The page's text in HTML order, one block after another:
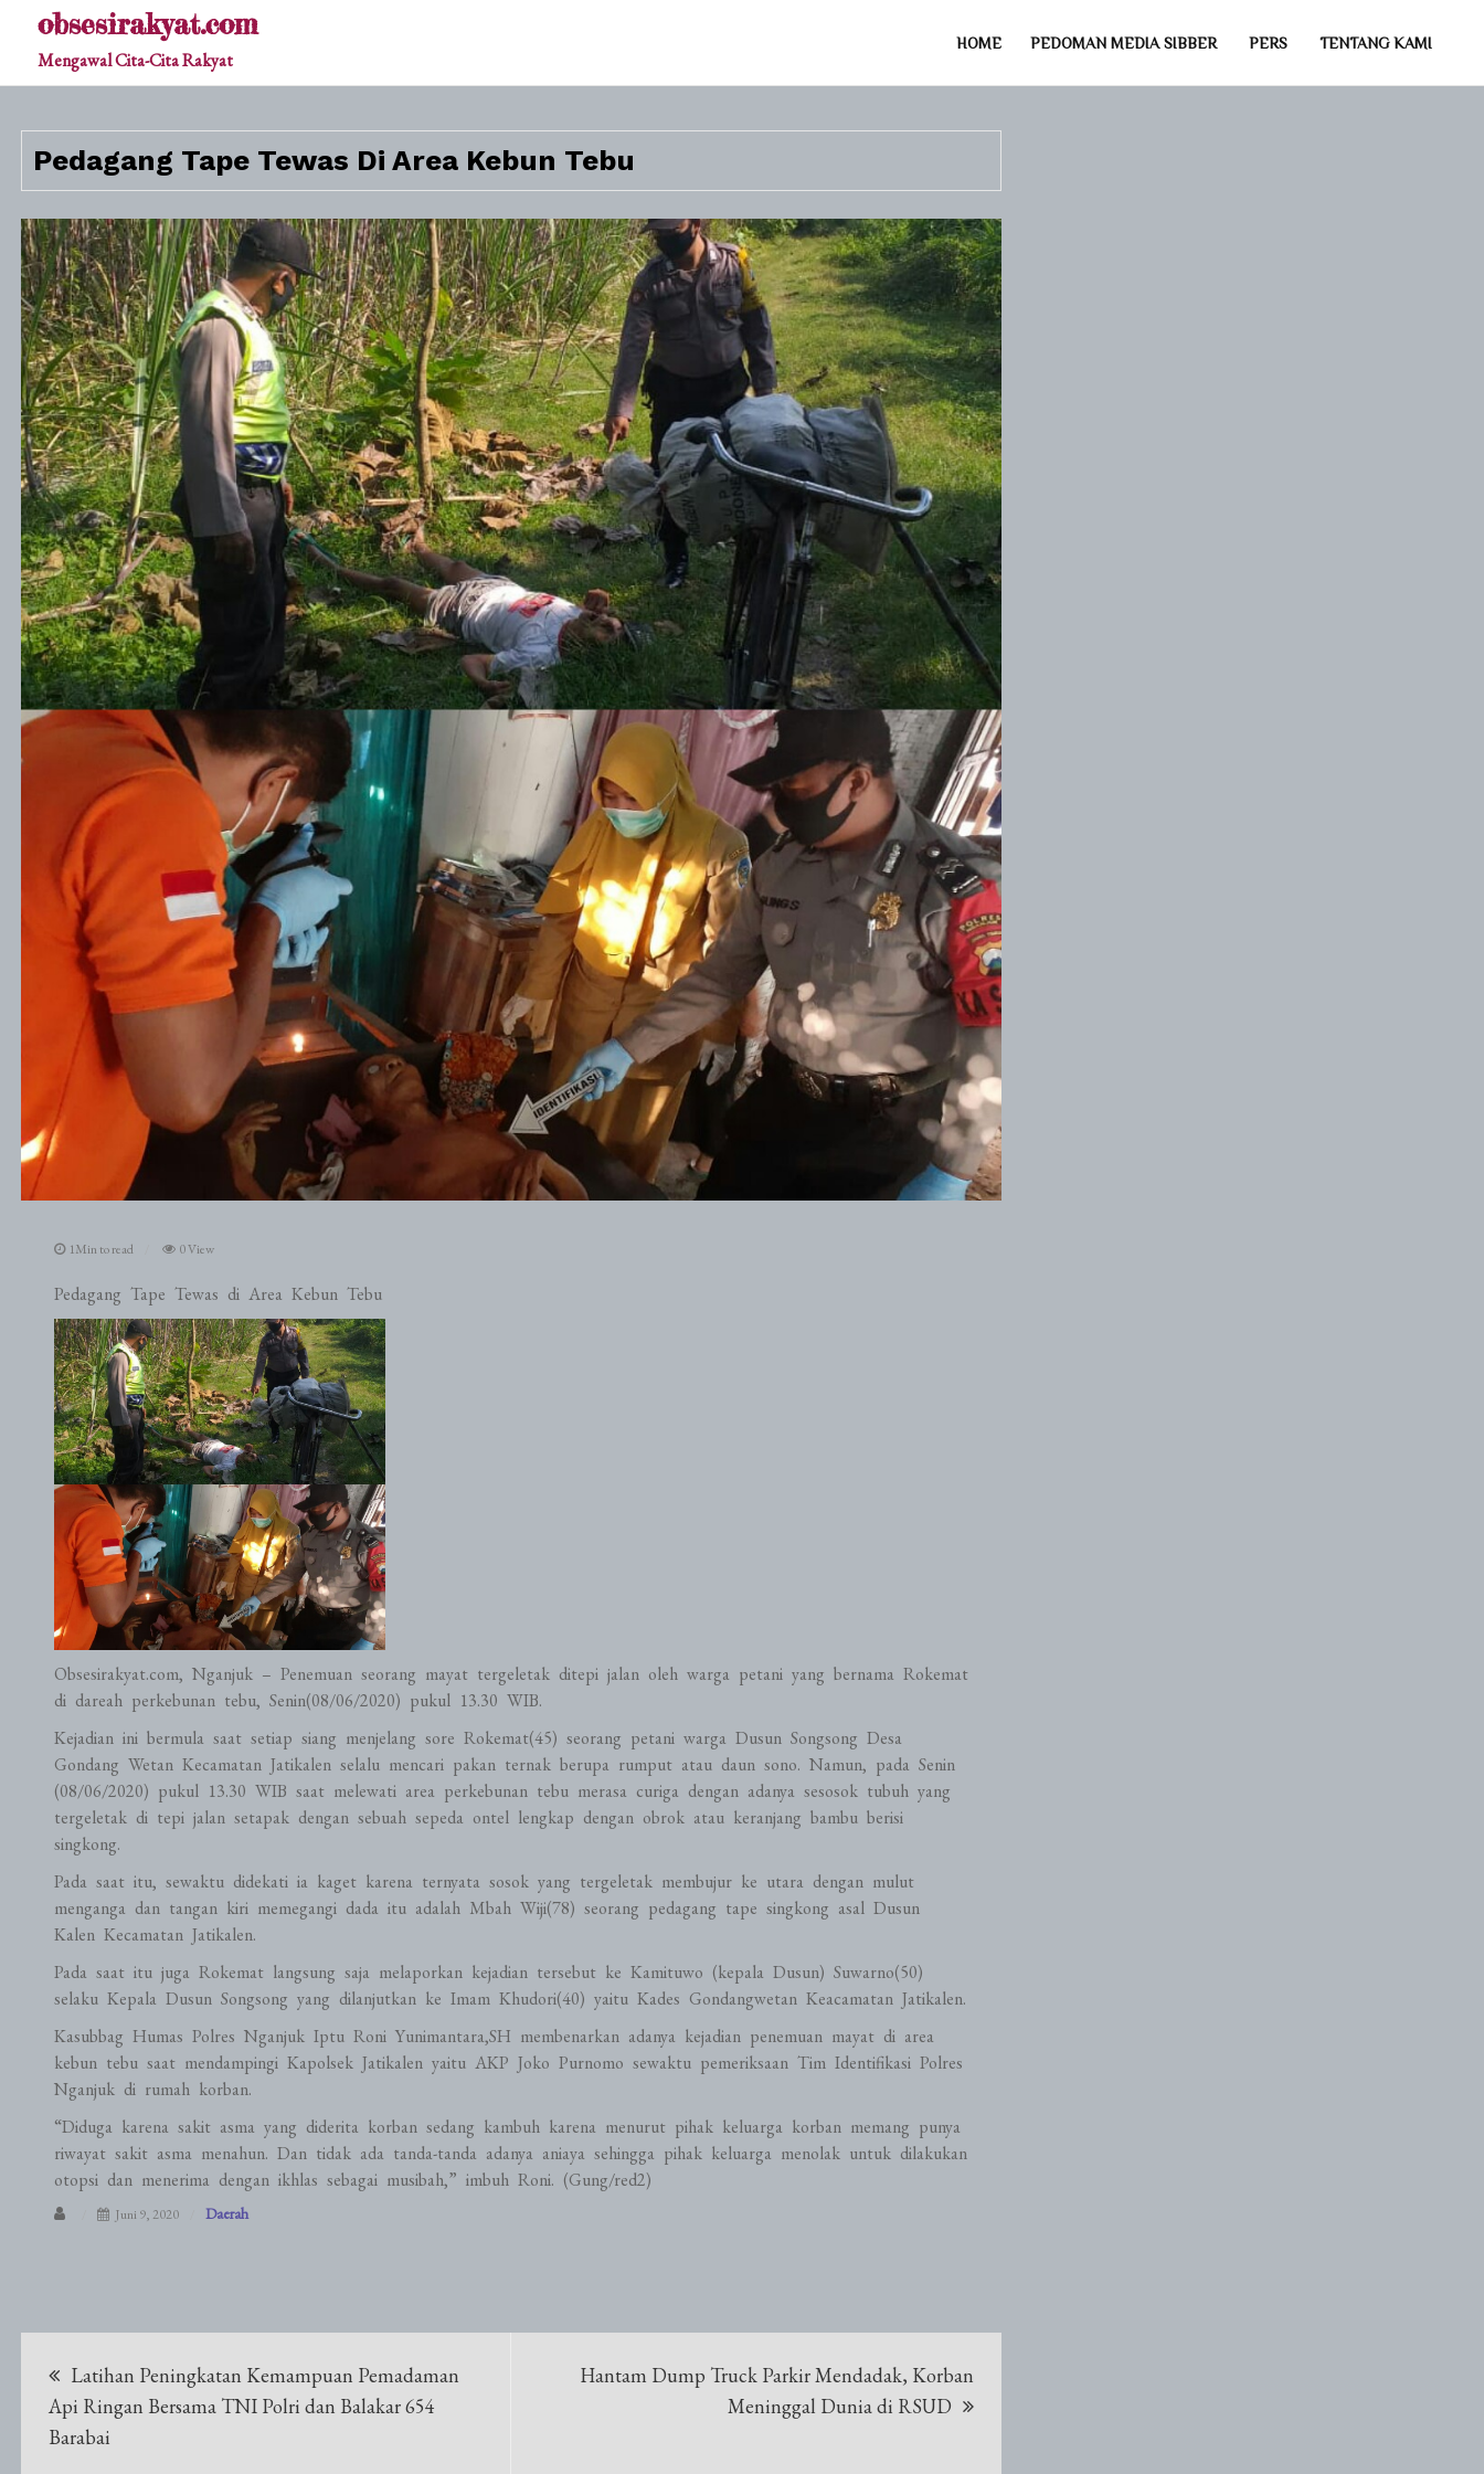
obsesirakyat.com
Mengawal Cita-Cita Rakyat
HOME PEDOMAN MEDIA SIBBER PERS TENTANG KAMI
Pedagang Tape Tewas Di Area Kebun Tebu
1Min to read 0 View
Pedagang Tape Tewas di Area Kebun Tebu
Obsesirakyat.com, Nganjuk – Penemuan seorang mayat tergeletak ditepi jalan oleh warga petani yang bernama Rokemat
di dareah perkebunan tebu, Senin(08/06/2020) pukul 13.30 WIB.
Kejadian ini bermula saat setiap siang menjelang sore Rokemat(45) seorang petani warga Dusun Songsong Desa
Gondang Wetan Kecamatan Jatikalen selalu mencari pakan ternak berupa rumput atau daun sono. Namun, pada Senin
(08/06/2020) pukul 13.30 WIB saat melewati area perkebunan tebu merasa curiga dengan adanya sesosok tubuh yang
tergeletak di tepi jalan setapak dengan sebuah sepeda ontel lengkap dengan obrok atau keranjang bambu berisi
singkong.
Pada saat itu, sewaktu didekati ia kaget karena ternyata sosok yang tergeletak membujur ke utara dengan mulut
menganga dan tangan kiri memegangi dada itu adalah Mbah Wiji(78) seorang pedagang tape singkong asal Dusun
Kalen Kecamatan Jatikalen.
Pada saat itu juga Rokemat langsung saja melaporkan kejadian tersebut ke Kamituwo (kepala Dusun) Suwarno(50)
selaku Kepala Dusun Songsong yang dilanjutkan ke Imam Khudori(40) yaitu Kades Gondangwetan Keacamatan Jatikalen.
Kasubbag Humas Polres Nganjuk Iptu Roni Yunimantara,SH membenarkan adanya kejadian penemuan mayat di area
kebun tebu saat mendampingi Kapolsek Jatikalen yaitu AKP Joko Purnomo sewaktu pemeriksaan Tim Identifikasi Polres
Nganjuk di rumah korban.
“Diduga karena sakit asma yang diderita korban sedang kambuh karena menurut pihak keluarga korban memang punya
riwayat sakit asma menahun. Dan tidak ada tanda-tanda adanya aniaya sehingga pihak keluarga menolak untuk dilakukan
otopsi dan menerima dengan ikhlas sebagai musibah,” imbuh Roni. (Gung/red2)
Juni 9, 2020 Daerah
Navigasi
pos
Latihan Peningkatan Kemampuan Pemadaman
Api Ringan Bersama TNI Polri dan Balakar 654
Barabai
Hantam Dump Truck Parkir Mendadak, Korban
Meninggal Dunia di RSUD